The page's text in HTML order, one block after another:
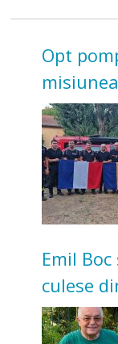
Opt
incendii
Emil
culese
nu poate